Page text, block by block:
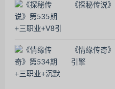
《探秘传说
《情缘传奇
引擎